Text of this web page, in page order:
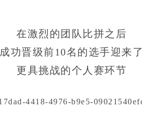
在激烈的团队比拼之后
成功晋级前10名的选手迎来了
更具挑战的个人赛环节